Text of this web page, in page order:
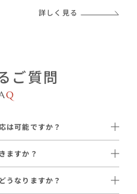
詳しく見る
ご質問
Q
は可能ですか？
ますか？
うなりますか？